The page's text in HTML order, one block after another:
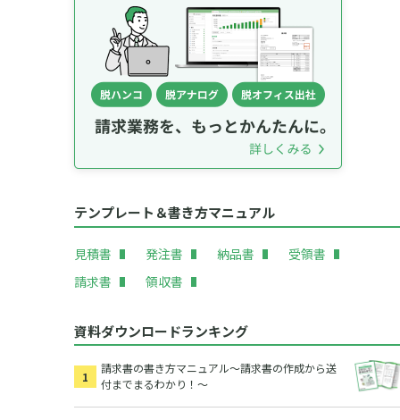
テンプレート＆書き方マニュアル
見積書 発注書 納品書
受領書
請求書
領収書
資料ダウンロードランキング
請求書の書き方マニュアル～請求書の作成から送
付までまるわかり！～